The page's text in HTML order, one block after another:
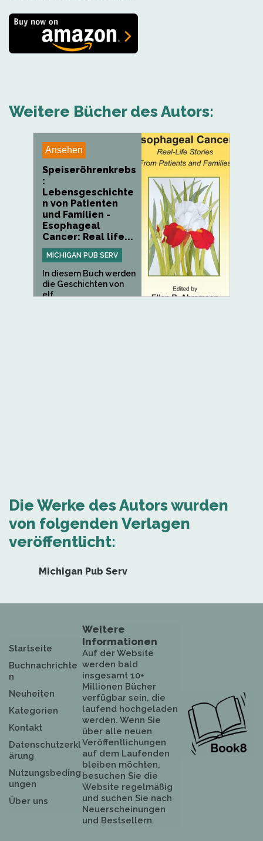
Weitere Bücher des Autors:
Ansehen
Speiseröhrenkrebs
:
Lebensgeschichte
n von Patienten
und Familien -
Esophageal
Cancer: Real life...
MICHIGAN PUB SERV
In diesem Buch werden
die Geschichten von
elf...
Die Werke des Autors wurden
von folgenden Verlagen
veröffentlicht:
Michigan Pub Serv
Startseite
Buchnachrichte
n
Neuheiten
Kategorien
Kontakt
Datenschutzerkl
ärung
Nutzungsbeding
ungen
Über uns
Weitere
Informationen
Auf der Website
werden bald
insgesamt 10+
Millionen Bücher
verfügbar sein, die
laufend hochgeladen
werden. Wenn Sie
über alle neuen
Veröffentlichungen
auf dem Laufenden
bleiben möchten,
besuchen Sie die
Website regelmäßig
und suchen Sie nach
Neuerscheinungen
und Bestsellern.